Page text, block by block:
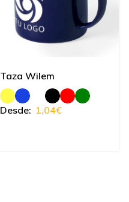
Taza Wilem
Desde: 1,04€